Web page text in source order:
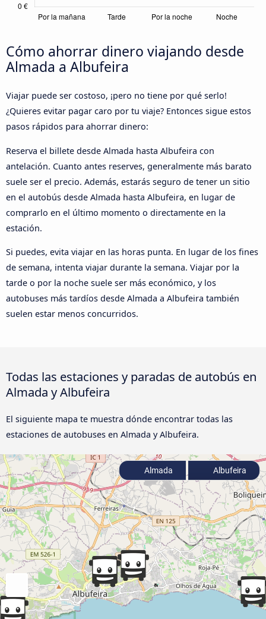
Cómo ahorrar dinero viajando desde
Almada a Albufeira
Viajar puede ser costoso, ¡pero no tiene por qué serlo!
¿Quieres evitar pagar caro por tu viaje? Entonces sigue estos
pasos rápidos para ahorrar dinero:
Reserva el billete desde Almada hasta Albufeira con
antelación. Cuanto antes reserves, generalmente más barato
suele ser el precio. Además, estarás seguro de tener un sitio
en el autobús desde Almada hasta Albufeira, en lugar de
comprarlo en el último momento o directamente en la
estación.
Si puedes, evita viajar en las horas punta. En lugar de los fines
de semana, intenta viajar durante la semana. Viajar por la
tarde o por la noche suele ser más económico, y los
autobuses más tardíos desde Almada a Albufeira también
suelen estar menos concurridos.
Todas las estaciones y paradas de autobús en
Almada y Albufeira
El siguiente mapa te muestra dónde encontrar todas las
estaciones de autobuses en Almada y Albufeira.
Almada Albufeira